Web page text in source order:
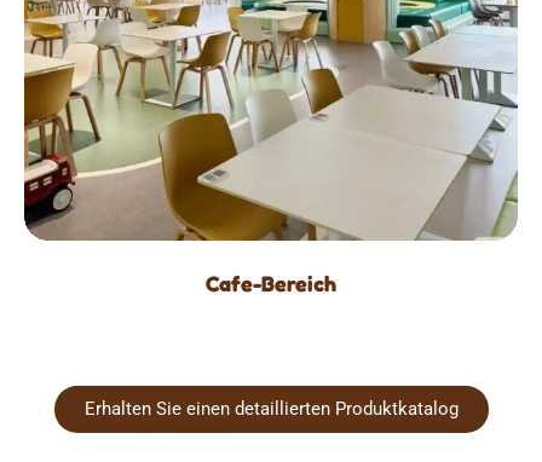
Cafe-Bereich
Erhalten Sie einen detaillierten Produktkatalog